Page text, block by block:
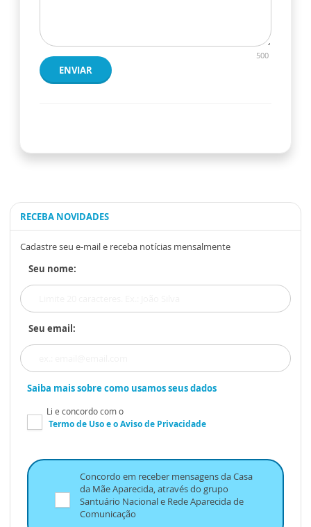
500
ENVIAR
RECEBA NOVIDADES
Cadastre seu e-mail e receba notícias mensalmente
Seu nome:
Seu email:
Saiba mais sobre como usamos seus dados
Li e concordo com o
Termo de Usoe oAviso de Privacidade
Concordo em receber mensagens da Casa
da Mãe Aparecida, através do grupo
Santuário Nacional e Rede Aparecida de
Comunicação